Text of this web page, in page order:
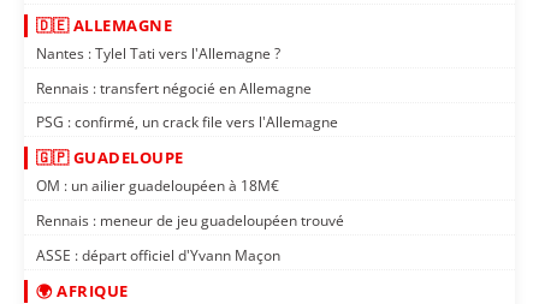
🇩🇪 ALLEMAGNE
Nantes : Tylel Tati vers l'Allemagne ?
Rennais : transfert négocié en Allemagne
PSG : confirmé, un crack file vers l'Allemagne
🇬🇵 GUADELOUPE
OM : un ailier guadeloupéen à 18M€
Rennais : meneur de jeu guadeloupéen trouvé
ASSE : départ officiel d'Yvann Maçon
🌍 AFRIQUE